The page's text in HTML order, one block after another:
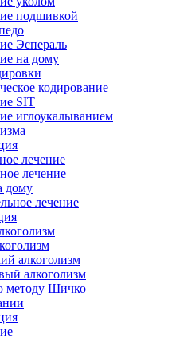
подшивкой
Эспераль
на дому
кодирование
SIT
иглоукалыванием
лечение
лечение
дому
лечение
алкоголизм
алкоголизм
методу Шичко